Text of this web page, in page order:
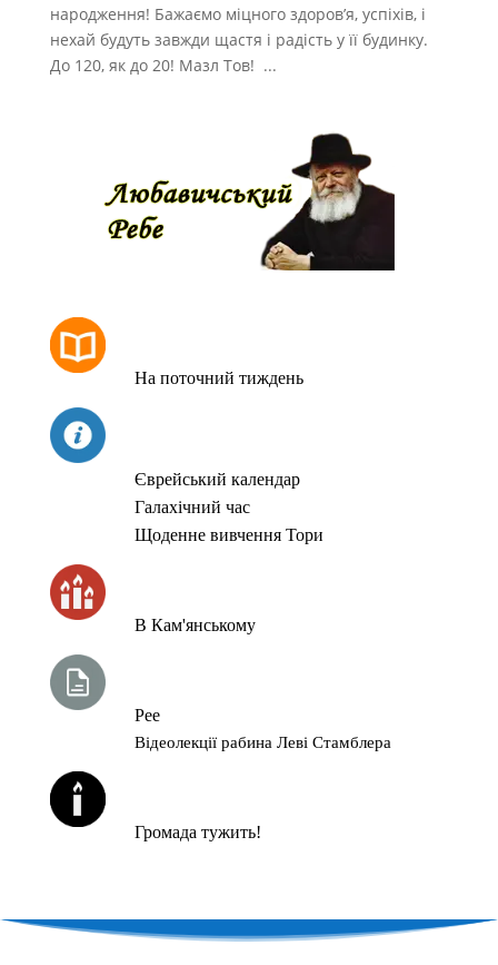
народження! Бажаємо міцного здоров’я, успіхів, і
нехай будуть завжди щастя і радість у її будинку.
До 120, як до 20! Мазл Тов! ...
На поточний тиждень
Єврейський календар
Галахічний час
Щоденне вивчення Тори
В Кам'янському
Рее
Відеолекції рабина Леві Стамблера
Громада тужить!